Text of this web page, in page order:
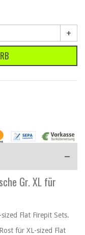
+
Gr. XL für
Flat Firepit Sets.
für XL-sized Flat